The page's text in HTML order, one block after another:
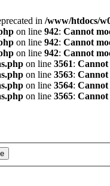
in /www/htdocs/
on line 942: Cannot
on line 942: Cannot
on line 942: Cannot
on line 3561: Cannot
on line 3563: Cannot
on line 3564: Cannot
on line 3565: Cannot